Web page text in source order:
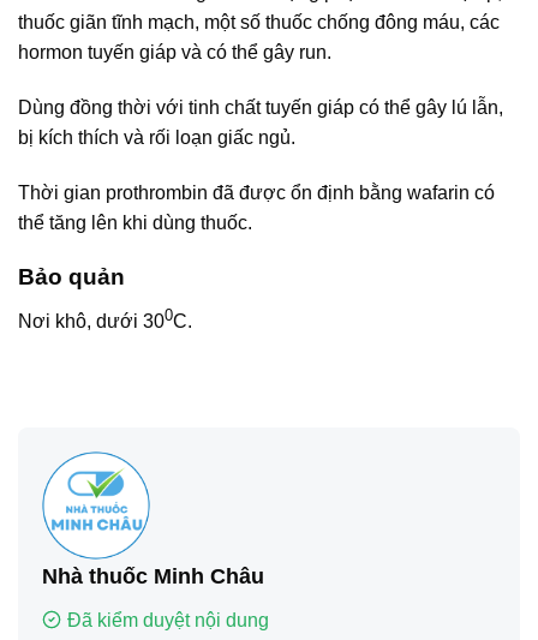
thuốc giãn tĩnh mạch, một số thuốc chống đông máu, các
hormon tuyến giáp và có thể gây run.
Dùng đồng thời với tinh chất tuyến giáp có thể gây lú lẫn,
bị kích thích và rối loạn giấc ngủ.
Thời gian prothrombin đã được ổn định bằng wafarin có
thể tăng lên khi dùng thuốc.
Bảo quản
Nơi khô, dưới 300C.
Nhà thuốc Minh Châu
Đã kiểm duyệt nội dung